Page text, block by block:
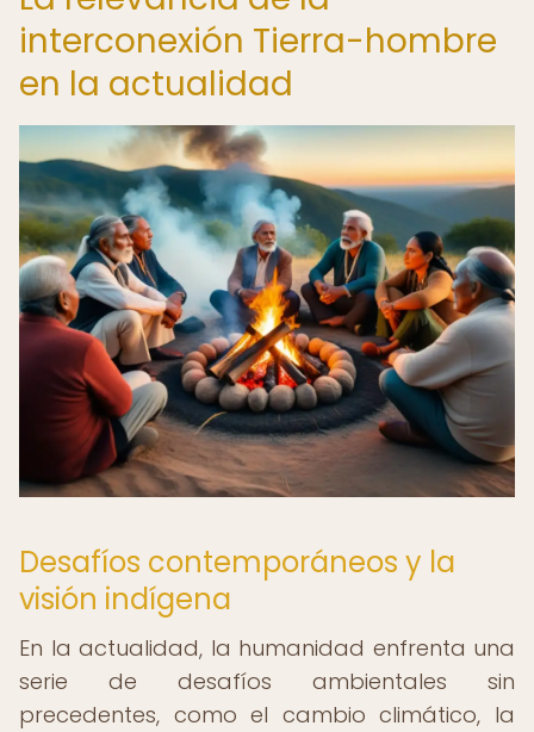
interconexión Tierra-hombre
en la actualidad
Desafíos contemporáneos y la
visión indígena
En la actualidad, la humanidad enfrenta una
serie de desafíos ambientales sin
precedentes, como el cambio climático, la